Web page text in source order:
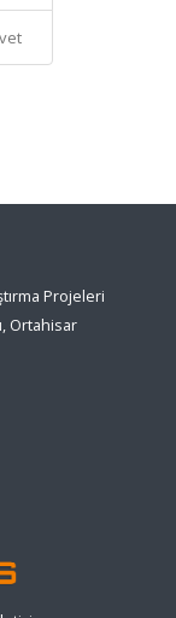
Projeleri
Ortahisar